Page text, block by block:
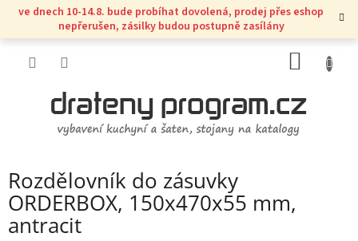
Přejít
obsah
ve dnech 10-14.8. bude probíhat dovolená, prodej přes eshop
nepřerušen, zásilky budou postupně zasílány
KOŠÍK
Rozdělovník do zásuvky
ORDERBOX, 150x470x55 mm,
antracit